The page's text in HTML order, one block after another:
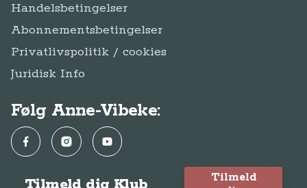
Handelsbetingelser
Abonnementsbetingelser
Privatlivspolitik / cookies
Juridisk Info
Følg Anne-Vibeke:
FacebookInstagramYouTube
Tilmeld